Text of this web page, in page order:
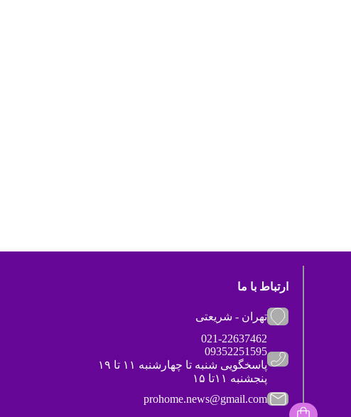
ارتباط با ما
تهران - شریعتی
021-22637462
09352251595
پاسخگویی شنبه تا چهارشنبه ۱۱ تا ۱۹
پنجشنبه ۱۱تا ۱۵
prohome.news@gmail.com